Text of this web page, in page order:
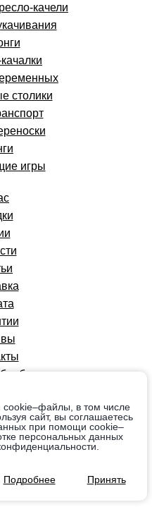
качели
столики
игры
данных
приведена в
носит справочный
Ст.437 Гражданского
РФ
cookie–файлы, в том числе
сайт, вы соглашаетесь
при помощи cookie–
персональных данных
Подробнее Принять